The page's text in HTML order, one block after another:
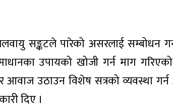
सङ्कटले पारेको असरलाई सम्बोधन
उपायको खोजी गर्न माग
उठाउन विशेष सत्रको व्यवस्था
दिए ।